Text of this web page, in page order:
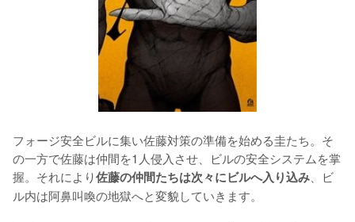
フォージ安全ビルに集い佐藤対策の準備を始める圭たち。そ
の一方で佐藤は仲間を1人侵入させ、ビルの安全システムを掌
握。それにより佐藤の仲間たちは次々にビルへ入り込み 、ビ
ル内は阿鼻叫喚の地獄へと変貌していきます。